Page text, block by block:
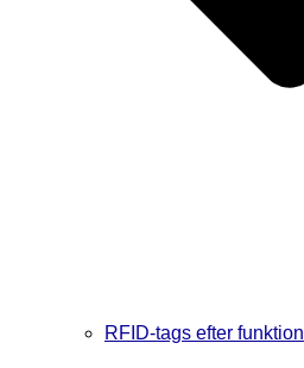
RFID-tags efter funktion